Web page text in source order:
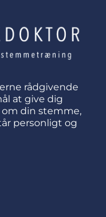
rådgivende
at give dig
din stemme,
personligt og